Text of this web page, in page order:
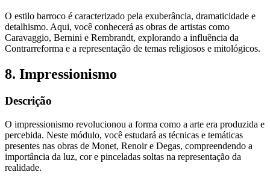
O estilo barroco é caracterizado pela exuberância, dramaticidade e
detalhismo. Aqui, você conhecerá as obras de artistas como
Caravaggio, Bernini e Rembrandt, explorando a influência da
Contrarreforma e a representação de temas religiosos e mitológicos.
8. Impressionismo
Descrição
O impressionismo revolucionou a forma como a arte era produzida e
percebida. Neste módulo, você estudará as técnicas e temáticas
presentes nas obras de Monet, Renoir e Degas, compreendendo a
importância da luz, cor e pinceladas soltas na representação da
realidade.